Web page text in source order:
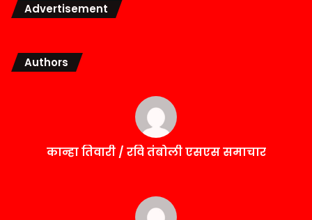
Advertisement
Authors
कान्हा तिवारी / रवि तंबोली एसएस समाचार